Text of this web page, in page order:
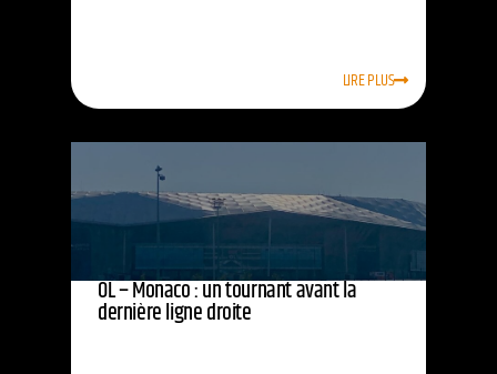
LIRE PLUS
OL – Monaco : un tournant avant la
dernière ligne droite